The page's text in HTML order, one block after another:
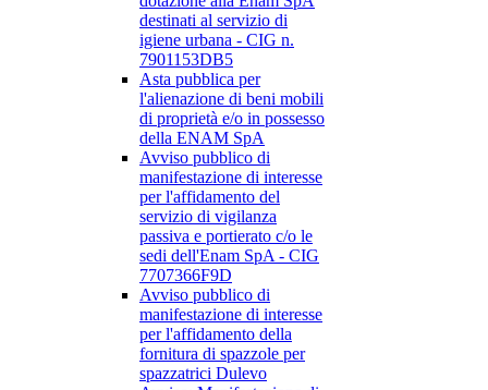
destinati al servizio di
igiene urbana - CIG n.
7901153DB5
Asta pubblica per
l'alienazione di beni mobili
di proprietà e/o in possesso
della ENAM SpA
Avviso pubblico di
manifestazione di interesse
per l'affidamento del
servizio di vigilanza
passiva e portierato c/o le
sedi dell'Enam SpA - CIG
7707366F9D
Avviso pubblico di
manifestazione di interesse
per l'affidamento della
fornitura di spazzole per
spazzatrici Dulevo